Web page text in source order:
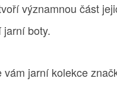
významnou část
jarní boty.
vám jarní kolekce